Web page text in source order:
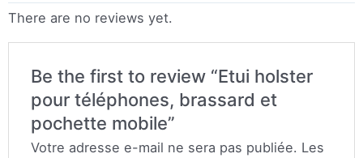
There are no reviews yet.
Be the first to review “Etui holster
pour téléphones, brassard et
pochette mobile”
Votre adresse e-mail ne sera pas publiée. Les